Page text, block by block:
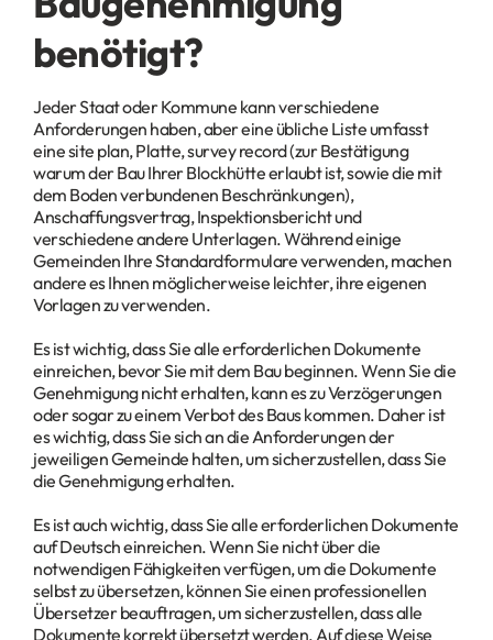
benötigt?
Jeder Staat oder Kommune kann verschiedene
Anforderungen haben, aber eine übliche Liste umfasst
eine site plan, Platte, survey record (zur Bestätigung
warum der Bau Ihrer Blockhütte erlaubt ist, sowie die mit
dem Boden verbundenen Beschränkungen),
Anschaffungsvertrag, Inspektionsbericht und
verschiedene andere Unterlagen. Während einige
Gemeinden Ihre Standardformulare verwenden, machen
andere es Ihnen möglicherweise leichter, ihre eigenen
Vorlagen zu verwenden.
Es ist wichtig, dass Sie alle erforderlichen Dokumente
einreichen, bevor Sie mit dem Bau beginnen. Wenn Sie die
Genehmigung nicht erhalten, kann es zu Verzögerungen
oder sogar zu einem Verbot des Baus kommen. Daher ist
es wichtig, dass Sie sich an die Anforderungen der
jeweiligen Gemeinde halten, um sicherzustellen, dass Sie
die Genehmigung erhalten.
Es ist auch wichtig, dass Sie alle erforderlichen Dokumente
auf Deutsch einreichen. Wenn Sie nicht über die
notwendigen Fähigkeiten verfügen, um die Dokumente
selbst zu übersetzen, können Sie einen professionellen
Übersetzer beauftragen, um sicherzustellen, dass alle
Dokumente korrekt übersetzt werden. Auf diese Weise